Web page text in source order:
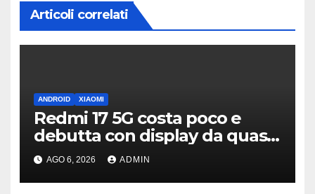
Articoli correlati
ANDROID XIAOMI
Redmi 17 5G costa poco e
debutta con display da quasi
7 pollici e batteria enorme
AGO 6, 2026 ADMIN